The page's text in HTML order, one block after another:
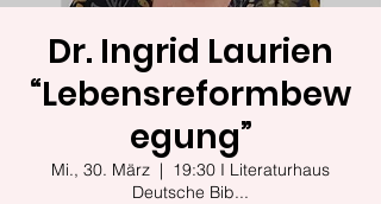
Dr. Ingrid Laurien
“Lebensreformbew
egung”
Mi., 30. März
  |
19:30 I Literaturhaus
Deutsche Bib...